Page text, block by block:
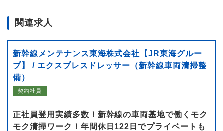
関連求人
新幹線メンテナンス東海株式会社【JR東海グルー
プ】 / エクスプレスドレッサー（新幹線車両清掃整
備）
契約社員
正社員登用実績多数！新幹線の車両基地で働くモク
モク清掃ワーク！年間休日122日でプライベートも